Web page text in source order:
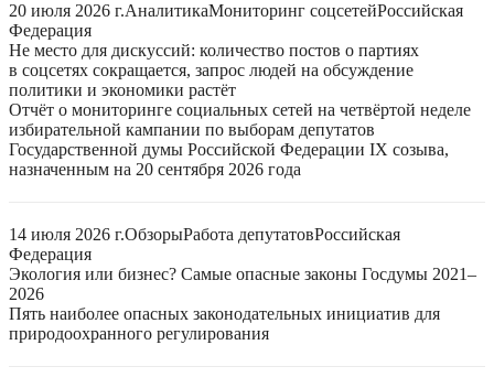
20 июля 2026 г.АналитикаМониторинг соцсетейРоссийская
Федерация
Не место для дискуссий: количество постов о партиях
в соцсетях сокращается, запрос людей на обсуждение
политики и экономики растёт
Отчёт о мониторинге социальных сетей на четвёртой неделе
избирательной кампании по выборам депутатов
Государственной думы Российской Федерации IX созыва,
назначенным на 20 сентября 2026 года
14 июля 2026 г.ОбзорыРабота депутатовРоссийская
Федерация
Экология или бизнес? Самые опасные законы Госдумы 2021–
2026
Пять наиболее опасных законодательных инициатив для
природоохранного регулирования